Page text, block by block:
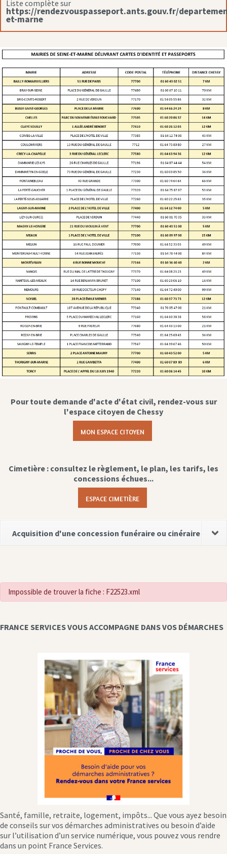
Liste complète sur
https://rendezvouspasseport.ants.gouv.fr/
et-marne
Pour toute demande d'acte d'état civil, rendez-vous sur
l'espace citoyen de Chessy
MON ESPACE CITOYEN
Cimetière : consultez le règlement, le plan, les tarifs, les
concessions échues...
ESPACE CIMETIÈRE
Acquisition d'une concession funéraire ou cinéraire
Impossible de trouver la fiche : F22523.xml
FRANCE SERVICES VOUS ACCOMPAGNE DANS VOS DÉMARCHES
Santé, famille, retraite, logement, impôts... Que vous ayez besoin
de conseils sur vos démarches administratives ou besoin d’aide
sur l’utilisation d’un service numérique, vous pouvez vous rendre
dans un point France Services.